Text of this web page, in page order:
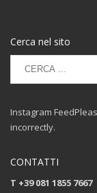
Cerca nel sito
Instagram
incorrectly.
CONTATTI
T +39 081 1855 7667